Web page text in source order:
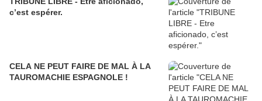
c’est espérer.
CELA NE PEUT FAIRE DE MAL À LA
TAUROMACHIE ESPAGNOLE !